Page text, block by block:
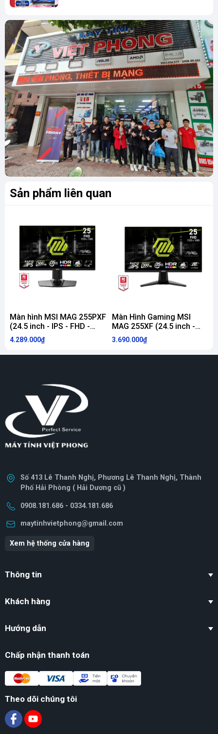
Sản phẩm liên quan
Màn hình MSI MAG 255PXF
(24.5 inch - IPS - FHD -
300Hz - 0.5ms - SPEAKER)
4.289.000₫
Màn Hình Gaming MSI
MAG 255XF (24.5 inch -
IPS - FHD - 0.5ms - 300Hz)
3.690.000₫
Số 413 Lê Thanh Nghị, Phương Lê Thanh Nghị, Thành
Phố Hải Phòng ( Hải Dương cũ )
0908.181.686 - 0334.181.686
maytinhvietphong@gmail.com
Xem hệ thống cửa hàng
Thông tin
Khách hàng
Hướng dẫn
Chấp nhận thanh toán
Theo dõi chúng tôi